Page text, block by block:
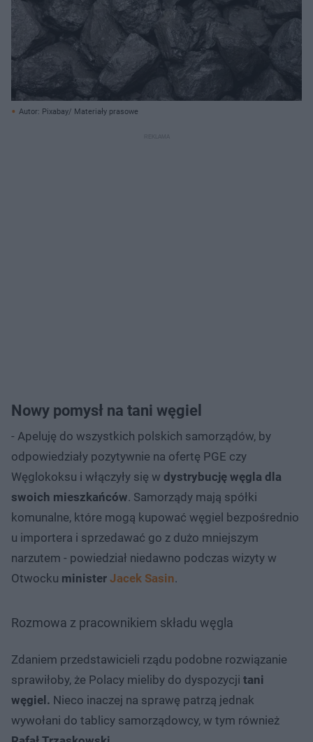
Autor: Pixabay/ Materiały prasowe
Nowy pomysł na tani węgiel
- Apeluję do wszystkich polskich samorządów, by
odpowiedziały pozytywnie na ofertę PGE czy
Węglokoksu i włączyły się w dystrybucję węgla dla
swoich mieszkańców. Samorządy mają spółki
komunalne, które mogą kupować węgiel bezpośrednio
u importera i sprzedawać go z dużo mniejszym
narzutem - powiedział niedawno podczas wizyty w
Otwocku minister Jacek Sasin.
Rozmowa z pracownikiem składu węgla
Zdaniem przedstawicieli rządu podobne rozwiązanie
sprawiłoby, że Polacy mieliby do dyspozycji tani
węgiel. Nieco inaczej na sprawę patrzą jednak
wywołani do tablicy samorządowcy, w tym również